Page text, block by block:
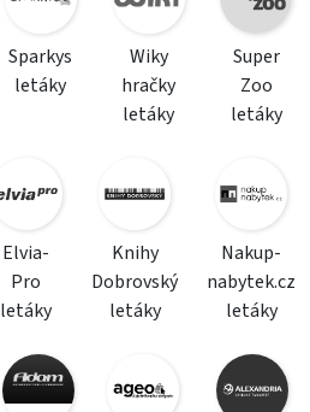
Sparkys
letáky
Wiky
hračky
letáky
Super
Zoo
letáky
Elvia-
Pro
letáky
Knihy
Dobrovský
letáky
Nakup-
nabytek.cz
letáky